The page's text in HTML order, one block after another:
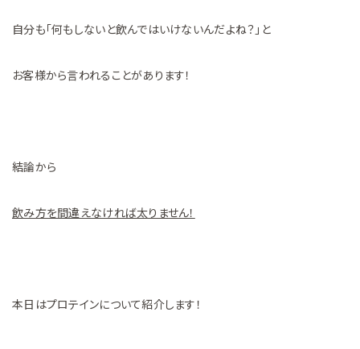
自分も「何もしないと飲んではいけないんだよね？」と
お客様から言われることがあります！
結論から
飲み方を間違えなければ太りません！
本日はプロテインについて紹介します！